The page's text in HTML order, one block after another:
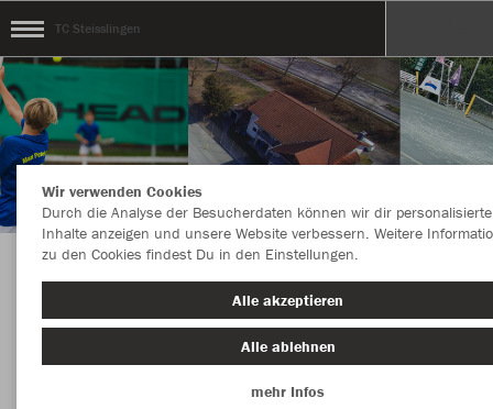
TC Steisslingen
Herzlich Willkommen im Teamshop TC
Steisslingen
Wir verwenden Cookies
Durch die Analyse der Besucherdaten können wir dir personalisierte
Inhalte anzeigen und unsere Website verbessern. Weitere
zu den Cookies findest Du in den Einstellungen.
Alle akzeptieren
Alle ablehnen
mehr Infos